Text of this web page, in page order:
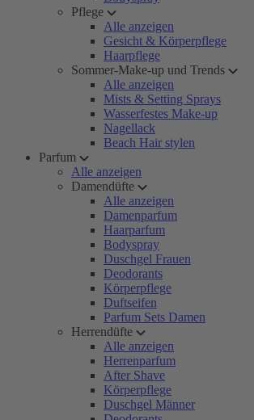
Pflege
Alle anzeigen
Gesicht & Körperpflege
Haarpflege
Sommer-Make-up und Trends
Alle anzeigen
Mists & Setting Sprays
Wasserfestes Make-up
Nagellack
Beach Hair stylen
Parfum
Alle anzeigen
Damendüfte
Alle anzeigen
Damenparfum
Haarparfum
Bodyspray
Duschgel Frauen
Deodorants
Körperpflege
Duftseifen
Parfum Sets Damen
Herrendüfte
Alle anzeigen
Herrenparfum
After Shave
Körperpflege
Duschgel Männer